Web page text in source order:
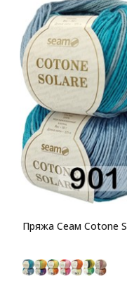
Пряжа Сеам Cotone